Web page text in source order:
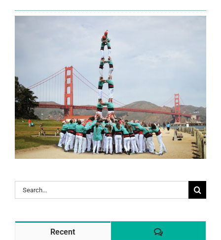
Search
for:
Recent Comentaris